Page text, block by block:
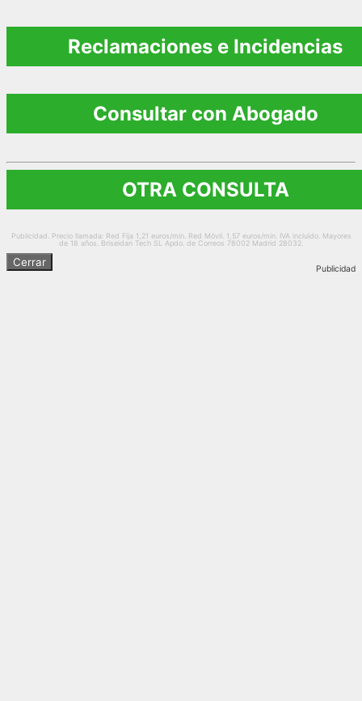
Reclamaciones e Incidencias
Consultar con Abogado
OTRA CONSULTA
Publicidad. Precio llamada: Red Fija 1,21 euros/min. Red Móvil. 1,57 euros/min. IVA incluido. Mayores
de 18 años. Briseidan Tech SL Apdo. de Correos 78002 Madrid 28032.
Publicidad
Cerrar